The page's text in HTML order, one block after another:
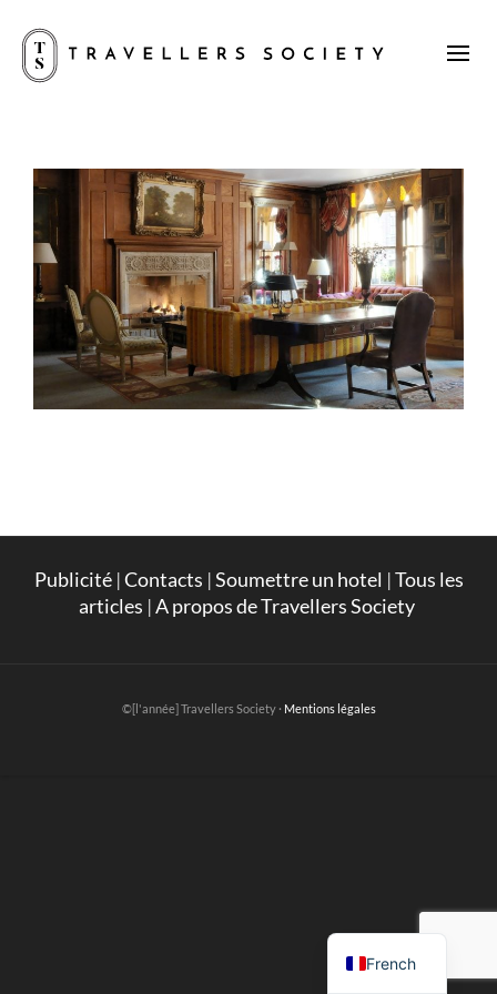
Publicité|Contacts |Soumettre un hotel |Tous les
articles |A propos de Travellers Society
©[l'année] Travellers Society · Mentions légales
French